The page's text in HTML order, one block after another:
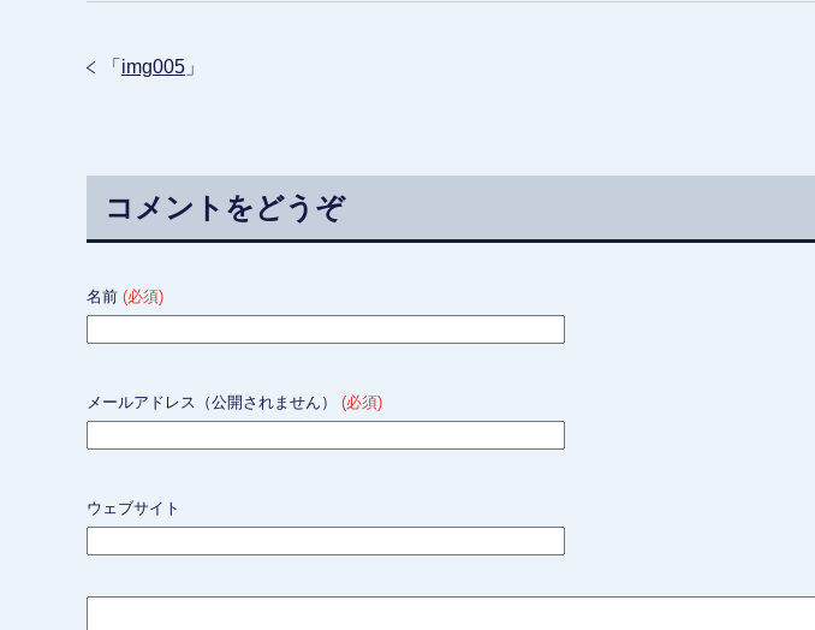
「 img005 」
コメントをどうぞ
名前 (必須)
メールアドレス（公開されません） (必須)
ウェブサイト